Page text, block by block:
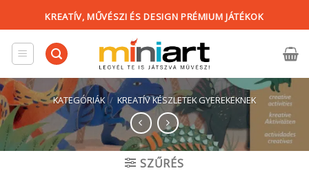
content
KREATÍV, MŰVÉSZI ÉS DESIGN PRÉMIUM JÁTÉKOK
KATEGÓRIÁK / KREATÍV KÉSZLETEK GYEREKEKNEK
SZŰRÉS